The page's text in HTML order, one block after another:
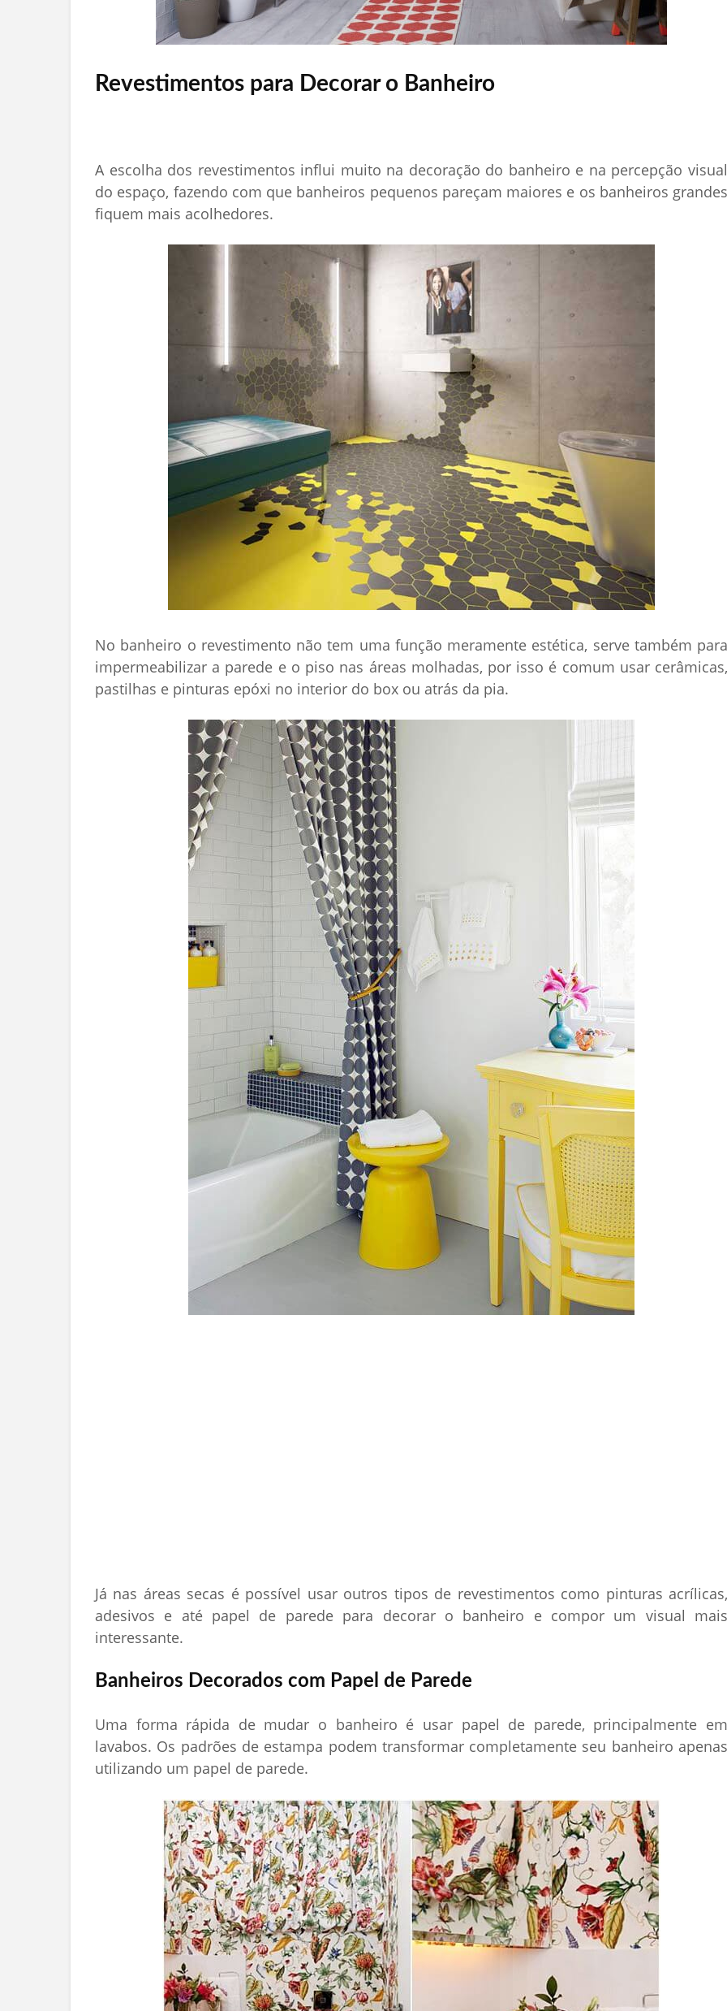
Revestimentos para Decorar o Banheiro
A escolha dos revestimentos influi muito na decoração do banheiro e na percepção visual
do espaço, fazendo com que banheiros pequenos pareçam maiores e os banheiros grandes
fiquem mais acolhedores.
No banheiro o revestimento não tem uma função meramente estética, serve também para
impermeabilizar a parede e o piso nas áreas molhadas, por isso é comum usar cerâmicas,
pastilhas e pinturas epóxi no interior do box ou atrás da pia.
Já nas áreas secas é possível usar outros tipos de revestimentos como pinturas acrílicas,
adesivos e até papel de parede para decorar o banheiro e compor um visual mais
interessante.
Banheiros Decorados com Papel de Parede
Uma forma rápida de mudar o banheiro é usar papel de parede, principalmente em
lavabos. Os padrões de estampa podem transformar completamente seu banheiro apenas
utilizando um papel de parede.